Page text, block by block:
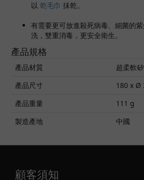
以 乾毛巾 抺乾。
有需要更可放進殺死病毒、細菌的
洗，雙重消毒，更安全衛生。
產品規格
產品材質
超柔軟
產品尺寸
180 x Ø
產品重量
111 g
製造產地
中國
顧客須知